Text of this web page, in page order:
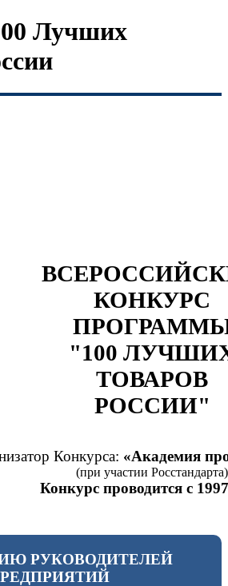
Лучших
КОНКУРС
"100
ТОВАРОВ
РОССИИ"
Конкурса: «Академия
(при участии Росстандарта)
Конкурс проводится с
РУКОВОДИТЕЛЕЙ